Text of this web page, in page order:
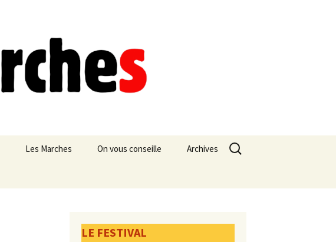
Les Marches On vous conseille Archives
Rechercher :
LE FESTIVAL